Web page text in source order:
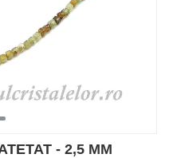
- 2,5 MM